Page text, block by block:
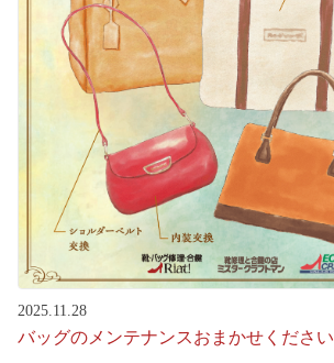
2025.11.28
バッグのメンテナンスおまかせください